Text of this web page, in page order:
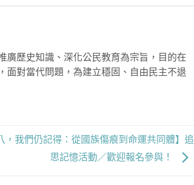
廣歷史知識、深化公民教育為宗旨，目的在
面對當代問題，為建立穩固、自由民主不退
，我們仍記得：從國族傷痕到命運共同體】追
思記憶活動／歡迎報名參與！